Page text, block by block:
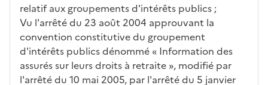
relatif aux groupements d'intérêts publics ;
Vu l'arrêté du 23 août 2004 approuvant la
convention constitutive du groupement
d'intérêts publics dénommé « Information des
assurés sur leurs droits à retraite », modifié par
l'arrêté du 10 mai 2005, par l'arrêté du 5 janvier